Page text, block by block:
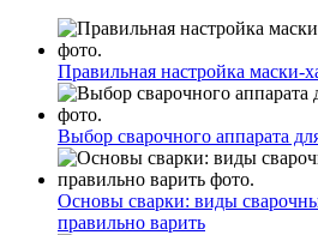
Правильная настройка маски-
Выбор сварочного аппарата
Основы сварки: виды
правильно варить